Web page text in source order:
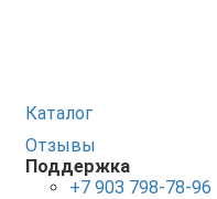
Каталог
Отзывы
Поддержка
+7 903 798-78-96